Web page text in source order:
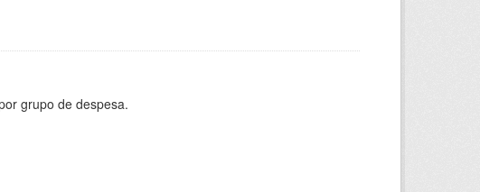
grupo de despesa.